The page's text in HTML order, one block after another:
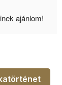
ajánlom!